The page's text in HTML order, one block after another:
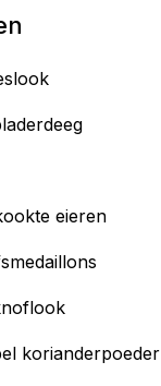
eieren
korianderpoeder